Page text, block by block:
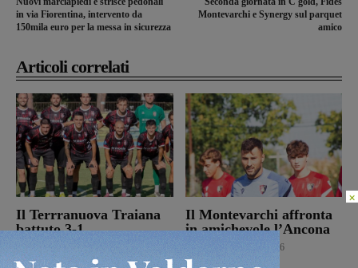
in via Fiorentina, intervento da
150mila euro per la messa in sicurezza
Montevarchi e Synergy sul parquet
amico
Articoli correlati
Il Terrranuova Traiana
battuto 3-1
Grosseto
Il Montevarchi affronta
in amichevole l’Ancona
8 Agosto 2026
×